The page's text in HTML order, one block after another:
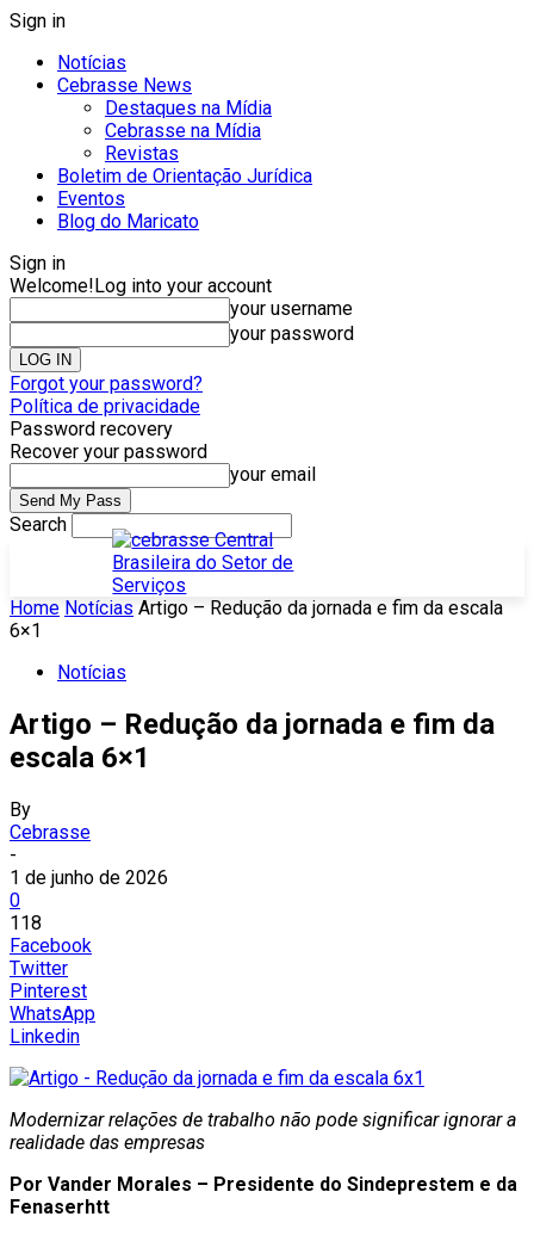
Sign in
Notícias
Cebrasse News
Destaques na Mídia
Cebrasse na Mídia
Revistas
Boletim de Orientação Jurídica
Eventos
Blog do Maricato
Sign in
Welcome!Log into your account
your username
your password
Forgot your password?
Política de privacidade
Password recovery
Recover your password
your email
Search
Home Notícias Artigo – Redução da jornada e fim da escala
6×1
Notícias
Artigo – Redução da jornada e fim da
escala 6×1
By
Cebrasse
-
1 de junho de 2026
0
118
Facebook
Twitter
Pinterest
WhatsApp
Linkedin
Modernizar relações de trabalho não pode significar ignorar a
realidade das empresas
Por Vander Morales – Presidente do Sindeprestem e da
Fenaserhtt